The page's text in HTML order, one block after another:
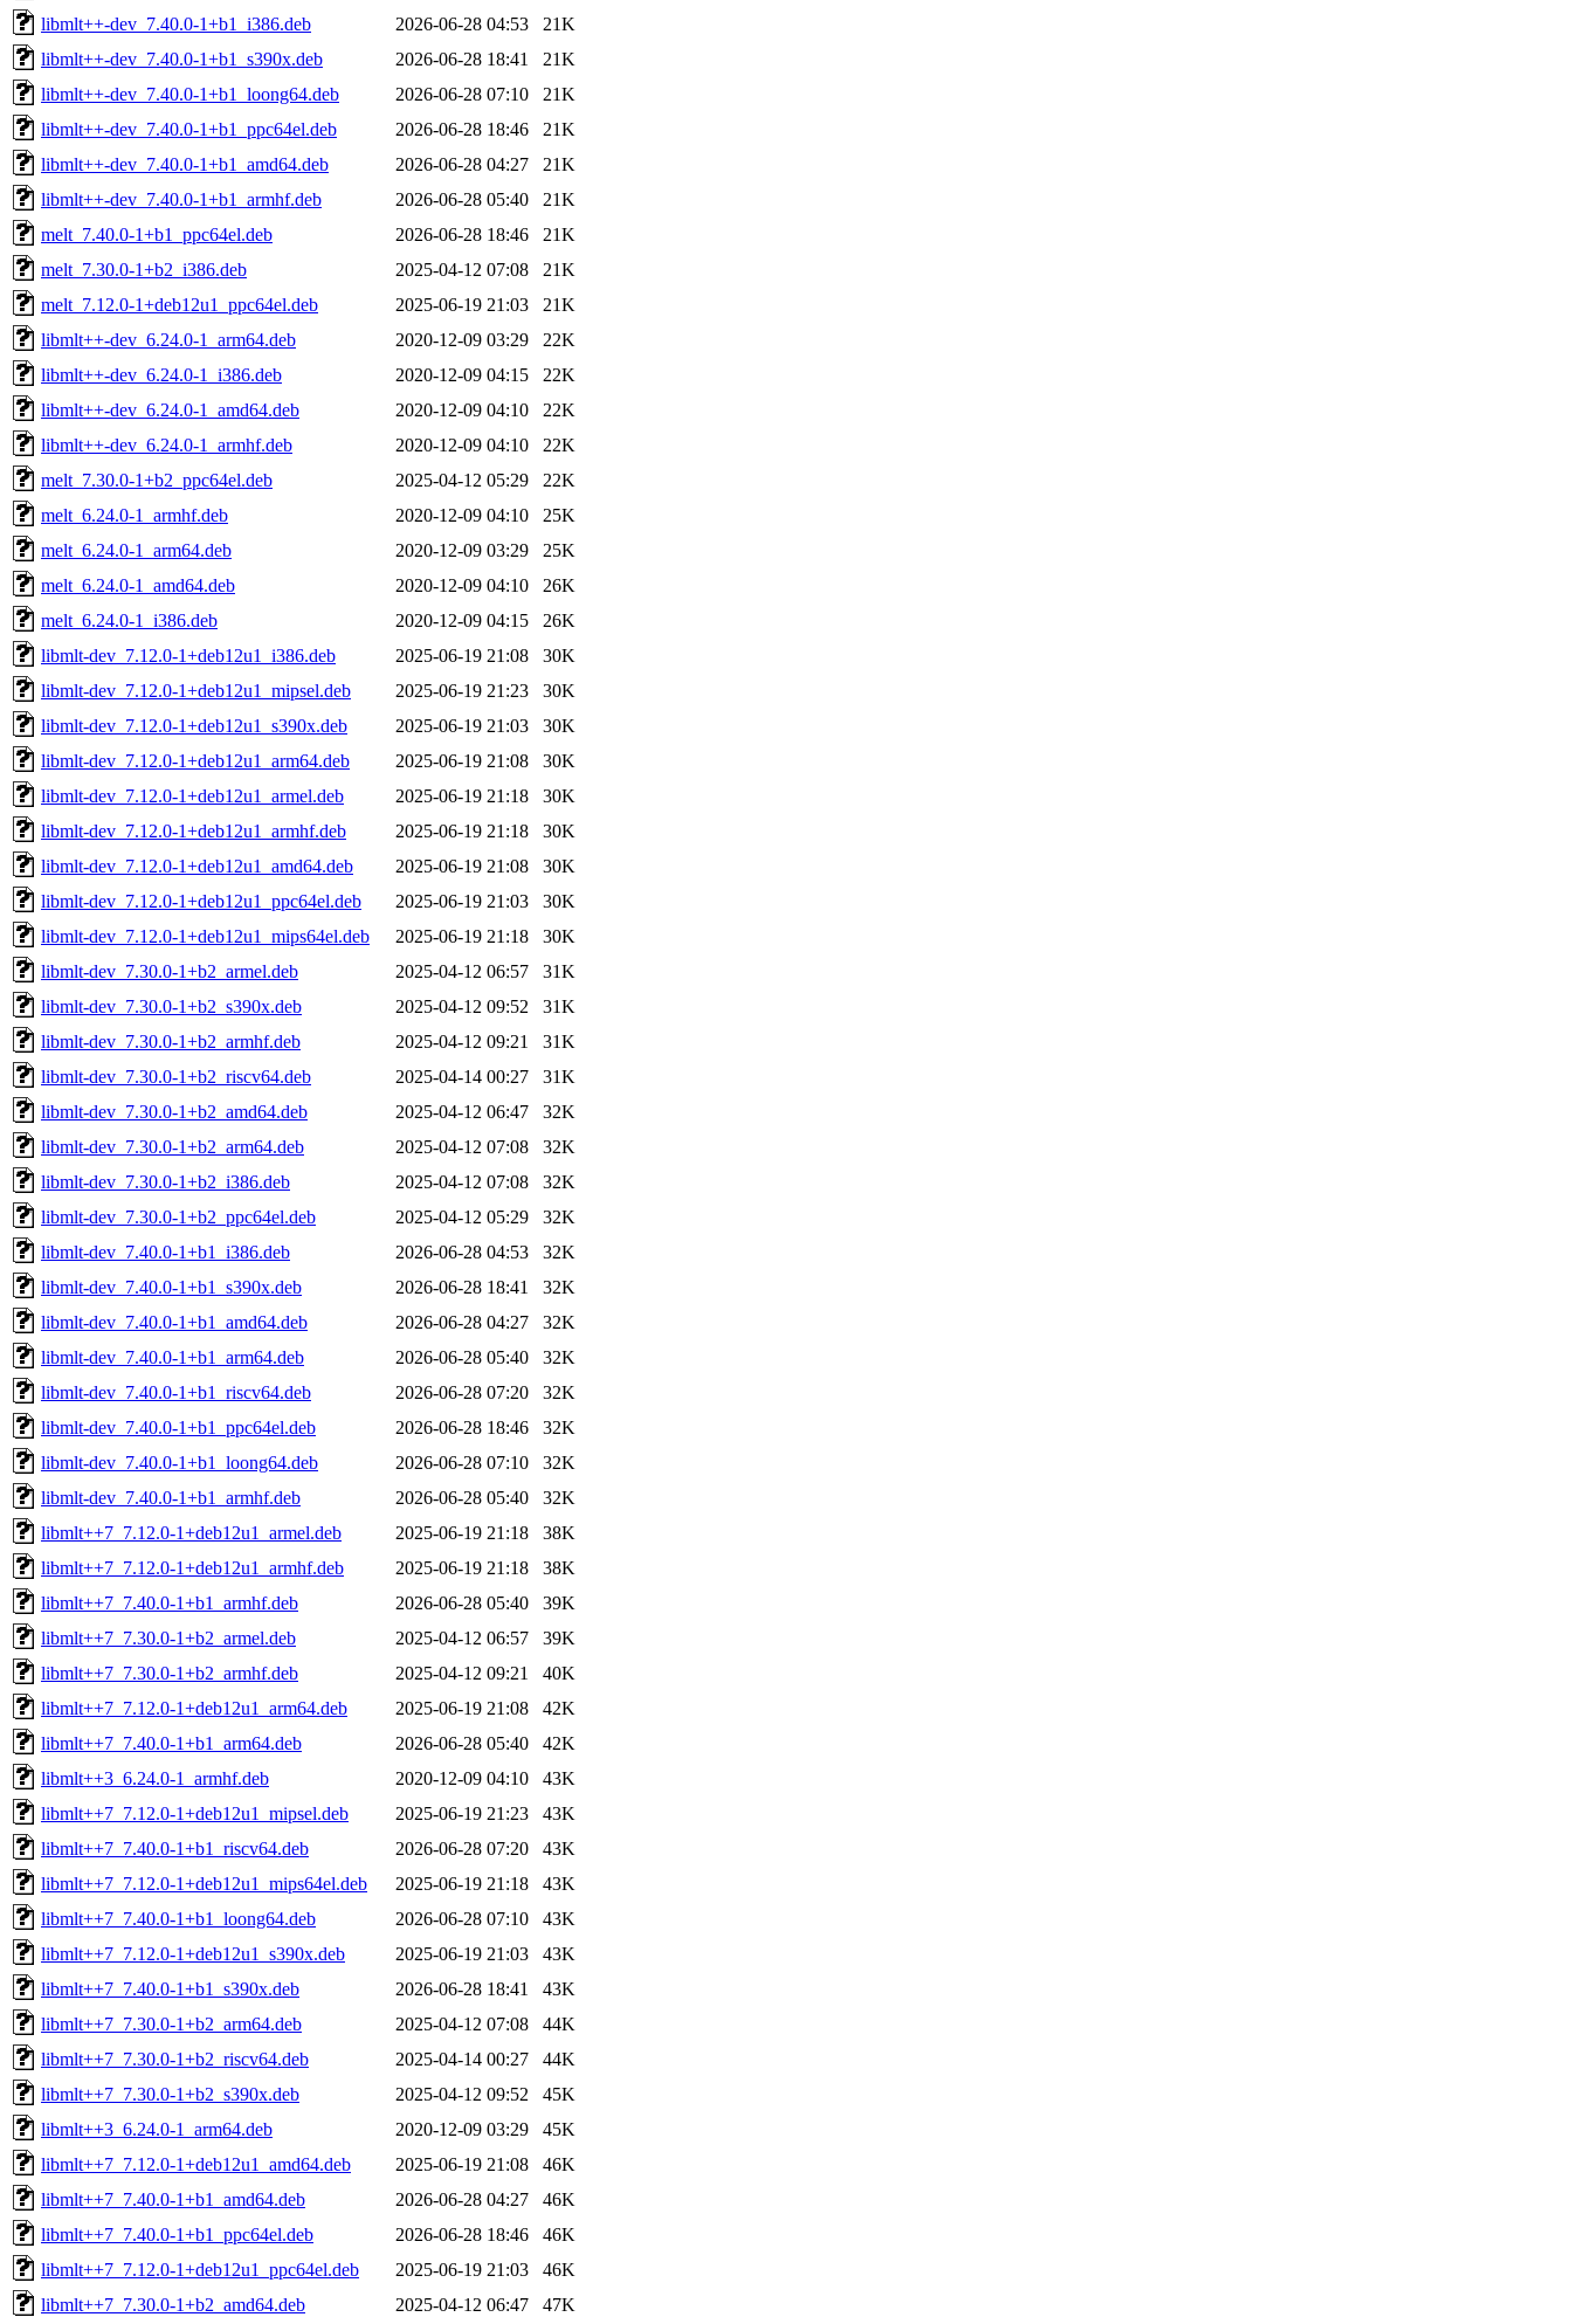
libmlt++-dev_7.40.0-1+b1_i386.deb
2026-06-28 04:53
21K
libmlt++-dev_7.40.0-1+b1_s390x.deb
2026-06-28 18:41
21K
libmlt++-dev_7.40.0-1+b1_loong64.deb
2026-06-28 07:10
21K
libmlt++-dev_7.40.0-1+b1_ppc64el.deb
2026-06-28 18:46
21K
libmlt++-dev_7.40.0-1+b1_amd64.deb
2026-06-28 04:27
21K
libmlt++-dev_7.40.0-1+b1_armhf.deb
2026-06-28 05:40
21K
melt_7.40.0-1+b1_ppc64el.deb
2026-06-28 18:46
21K
melt_7.30.0-1+b2_i386.deb
2025-04-12 07:08
21K
melt_7.12.0-1+deb12u1_ppc64el.deb
2025-06-19 21:03
21K
libmlt++-dev_6.24.0-1_arm64.deb
2020-12-09 03:29
22K
libmlt++-dev_6.24.0-1_i386.deb
2020-12-09 04:15
22K
libmlt++-dev_6.24.0-1_amd64.deb
2020-12-09 04:10
22K
libmlt++-dev_6.24.0-1_armhf.deb
2020-12-09 04:10
22K
melt_7.30.0-1+b2_ppc64el.deb
2025-04-12 05:29
22K
melt_6.24.0-1_armhf.deb
2020-12-09 04:10
25K
melt_6.24.0-1_arm64.deb
2020-12-09 03:29
25K
melt_6.24.0-1_amd64.deb
2020-12-09 04:10
26K
melt_6.24.0-1_i386.deb
2020-12-09 04:15
26K
libmlt-dev_7.12.0-1+deb12u1_i386.deb
2025-06-19 21:08
30K
libmlt-dev_7.12.0-1+deb12u1_mipsel.deb
2025-06-19 21:23
30K
libmlt-dev_7.12.0-1+deb12u1_s390x.deb
2025-06-19 21:03
30K
libmlt-dev_7.12.0-1+deb12u1_arm64.deb
2025-06-19 21:08
30K
libmlt-dev_7.12.0-1+deb12u1_armel.deb
2025-06-19 21:18
30K
libmlt-dev_7.12.0-1+deb12u1_armhf.deb
2025-06-19 21:18
30K
libmlt-dev_7.12.0-1+deb12u1_amd64.deb
2025-06-19 21:08
30K
libmlt-dev_7.12.0-1+deb12u1_ppc64el.deb
2025-06-19 21:03
30K
libmlt-dev_7.12.0-1+deb12u1_mips64el.deb
2025-06-19 21:18
30K
libmlt-dev_7.30.0-1+b2_armel.deb
2025-04-12 06:57
31K
libmlt-dev_7.30.0-1+b2_s390x.deb
2025-04-12 09:52
31K
libmlt-dev_7.30.0-1+b2_armhf.deb
2025-04-12 09:21
31K
libmlt-dev_7.30.0-1+b2_riscv64.deb
2025-04-14 00:27
31K
libmlt-dev_7.30.0-1+b2_amd64.deb
2025-04-12 06:47
32K
libmlt-dev_7.30.0-1+b2_arm64.deb
2025-04-12 07:08
32K
libmlt-dev_7.30.0-1+b2_i386.deb
2025-04-12 07:08
32K
libmlt-dev_7.30.0-1+b2_ppc64el.deb
2025-04-12 05:29
32K
libmlt-dev_7.40.0-1+b1_i386.deb
2026-06-28 04:53
32K
libmlt-dev_7.40.0-1+b1_s390x.deb
2026-06-28 18:41
32K
libmlt-dev_7.40.0-1+b1_amd64.deb
2026-06-28 04:27
32K
libmlt-dev_7.40.0-1+b1_arm64.deb
2026-06-28 05:40
32K
libmlt-dev_7.40.0-1+b1_riscv64.deb
2026-06-28 07:20
32K
libmlt-dev_7.40.0-1+b1_ppc64el.deb
2026-06-28 18:46
32K
libmlt-dev_7.40.0-1+b1_loong64.deb
2026-06-28 07:10
32K
libmlt-dev_7.40.0-1+b1_armhf.deb
2026-06-28 05:40
32K
libmlt++7_7.12.0-1+deb12u1_armel.deb
2025-06-19 21:18
38K
libmlt++7_7.12.0-1+deb12u1_armhf.deb
2025-06-19 21:18
38K
libmlt++7_7.40.0-1+b1_armhf.deb
2026-06-28 05:40
39K
libmlt++7_7.30.0-1+b2_armel.deb
2025-04-12 06:57
39K
libmlt++7_7.30.0-1+b2_armhf.deb
2025-04-12 09:21
40K
libmlt++7_7.12.0-1+deb12u1_arm64.deb
2025-06-19 21:08
42K
libmlt++7_7.40.0-1+b1_arm64.deb
2026-06-28 05:40
42K
libmlt++3_6.24.0-1_armhf.deb
2020-12-09 04:10
43K
libmlt++7_7.12.0-1+deb12u1_mipsel.deb
2025-06-19 21:23
43K
libmlt++7_7.40.0-1+b1_riscv64.deb
2026-06-28 07:20
43K
libmlt++7_7.12.0-1+deb12u1_mips64el.deb
2025-06-19 21:18
43K
libmlt++7_7.40.0-1+b1_loong64.deb
2026-06-28 07:10
43K
libmlt++7_7.12.0-1+deb12u1_s390x.deb
2025-06-19 21:03
43K
libmlt++7_7.40.0-1+b1_s390x.deb
2026-06-28 18:41
43K
libmlt++7_7.30.0-1+b2_arm64.deb
2025-04-12 07:08
44K
libmlt++7_7.30.0-1+b2_riscv64.deb
2025-04-14 00:27
44K
libmlt++7_7.30.0-1+b2_s390x.deb
2025-04-12 09:52
45K
libmlt++3_6.24.0-1_arm64.deb
2020-12-09 03:29
45K
libmlt++7_7.12.0-1+deb12u1_amd64.deb
2025-06-19 21:08
46K
libmlt++7_7.40.0-1+b1_amd64.deb
2026-06-28 04:27
46K
libmlt++7_7.40.0-1+b1_ppc64el.deb
2026-06-28 18:46
46K
libmlt++7_7.12.0-1+deb12u1_ppc64el.deb
2025-06-19 21:03
46K
libmlt++7_7.30.0-1+b2_amd64.deb
2025-04-12 06:47 47K